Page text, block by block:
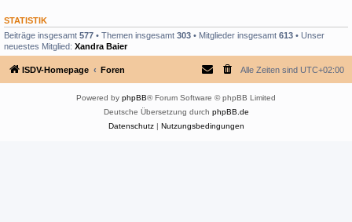
STATISTIK
Beiträge insgesamt 577 • Themen insgesamt 303 • Mitglieder insgesamt 613 • Unser
neuestes Mitglied: Xandra Baier
ISDV-Homepage Foren Alle Zeiten sind UTC+02:00
Powered by phpBB® Forum Software © phpBB Limited
Deutsche Übersetzung durch phpBB.de
Datenschutz| Nutzungsbedingungen